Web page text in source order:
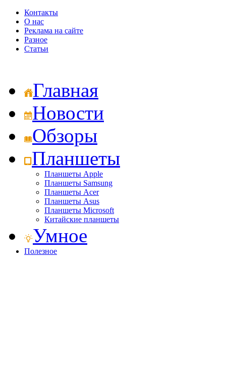
Контакты
О нас
Реклама на сайте
Разное
Статьи
Главная
Новости
Обзоры
Планшеты
Планшеты Apple
Планшеты Samsung
Планшеты Acer
Планшеты Asus
Планшеты Microsoft
Китайские планшеты
Умное
Полезное